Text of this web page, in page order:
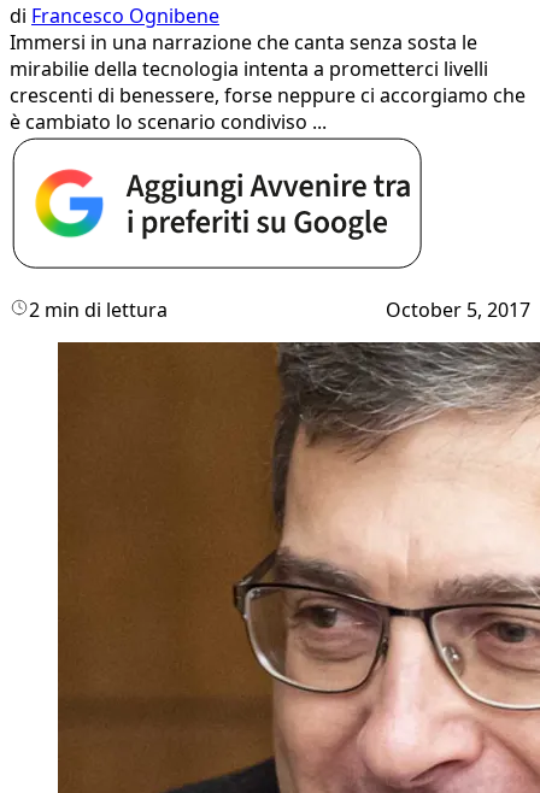
di Francesco Ognibene
Immersi in una narrazione che canta senza sosta le
mirabilie della tecnologia intenta a prometterci livelli
crescenti di benessere, forse neppure ci accorgiamo che
è cambiato lo scenario condiviso ...
2 min di lettura October 5, 2017